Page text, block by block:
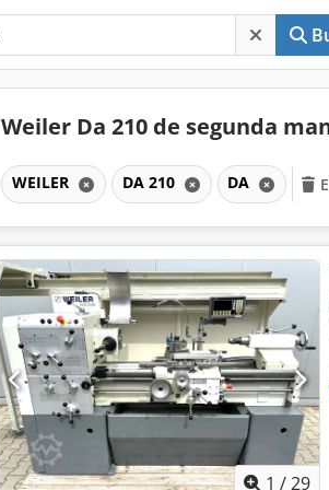
Weiler Da 210 de segunda
WEILER DA 210 DA
1 /29